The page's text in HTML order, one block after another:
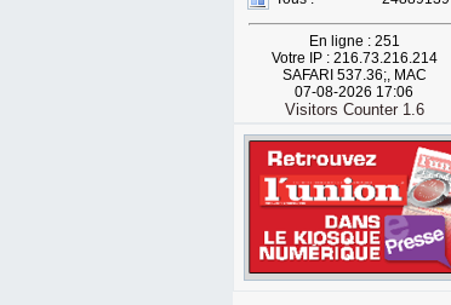
En ligne : 251
Votre IP : 216.73.216.214
SAFARI 537.36;, MAC
07-08-2026 17:06
Visitors Counter 1.6